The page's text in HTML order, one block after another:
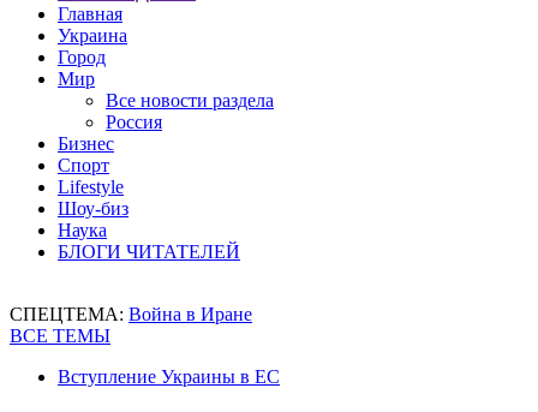
Главная
Украина
Город
Мир
Все новости раздела
Россия
Бизнес
Спорт
Lifestyle
Шоу-биз
Наука
БЛОГИ ЧИТАТЕЛЕЙ
СПЕЦТЕМА: Война в Иране
ВСЕ ТЕМЫ
Вступление Украины в ЕС